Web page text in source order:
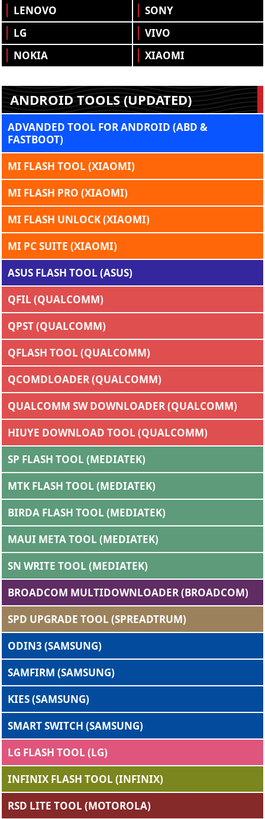
LENOVO
LG
NOKIA
SONY
VIVO
XIAOMI
ANDROID TOOLS (UPDATED)
ADVANDED TOOL FOR ANDROID (ABD &
FASTBOOT)
MI FLASH TOOL (XIAOMI)
MI FLASH PRO (XIAOMI)
MI FLASH UNLOCK (XIAOMI)
MI PC SUITE (XIAOMI)
ASUS FLASH TOOL (ASUS)
QFIL (QUALCOMM)
QPST (QUALCOMM)
QFLASH TOOL (QUALCOMM)
QCOMDLOADER (QUALCOMM)
QUALCOMM SW DOWNLOADER (QUALCOMM)
HIUYE DOWNLOAD TOOL (QUALCOMM)
SP FLASH TOOL (MEDIATEK)
MTK FLASH TOOL (MEDIATEK)
BIRDA FLASH TOOL (MEDIATEK)
MAUI META TOOL (MEDIATEK)
SN WRITE TOOL (MEDIATEK)
BROADCOM MULTIDOWNLOADER (BROADCOM)
SPD UPGRADE TOOL (SPREADTRUM)
ODIN3 (SAMSUNG)
SAMFIRM (SAMSUNG)
KIES (SAMSUNG)
SMART SWITCH (SAMSUNG)
LG FLASH TOOL (LG)
INFINIX FLASH TOOL (INFINIX)
RSD LITE TOOL (MOTOROLA)